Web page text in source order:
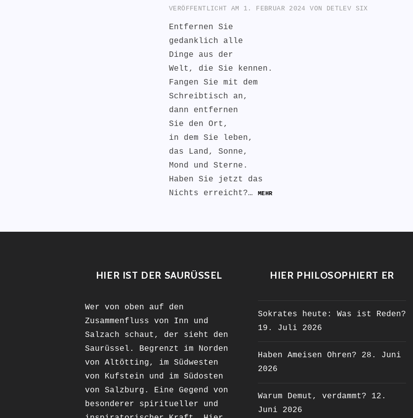
VERÖFFENTLICHT AM 1. FEBRUAR 2024 VON DETLEV SIX
Entfernen Sie
gedanklich alle
Dinge aus der
Welt, die Sie kennen.
Fangen Sie mit dem
Schreibtisch an,
dann entfernen
Sie den Ort,
in dem Sie leben,
das Land, Sonne,
Mond und Sterne.
Haben Sie jetzt das
Nichts erreicht?…
MEHR
HIER IST DER SAURÜSSEL
Wer von oben auf den
Zusammenfluss von Inn und
Salzach schaut, der sieht den
Saurüssel. Begrenzt im Norden
von Altötting, im Südwesten
von Kufstein und im Südosten
von Salzburg. Eine Gegend von
besonderer spiritueller und
HIER PHILOSOPHIERT ER
Sokrates heute: Was ist Reden?
19. Juli 2026
Haben Ameisen Ohren?
28. Juni
2026
Warum Demut, verdammt?
12.
Juni 2026